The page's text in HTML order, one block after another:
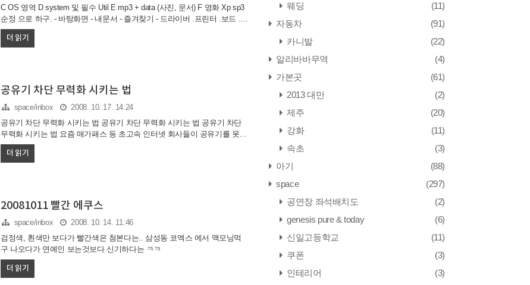
C OS 영역 D system 및 필수 Util E mp3 + data (사진, 문서) F 영화 Xp sp3
순정 으로 하구. - 바탕화면 - 내문서 - 즐겨찾기 - 드라이버 .프린터 .보드 .랜
카드 .사운드 .그래픽 .모니터 1, .모니터 2 -알약,알송,알툴즈,곰플레이어,네
이트온, 한글,office
더 읽기
공유기 차단 무력화 시키는 법
space/inbox
2008. 10. 17. 14:24
공유기 차단 무력화 시키는 법 공유기 차단 무력화 시키는 법 공유기 차단
무력화 시키는 법 요즘 매가패스 등 초고속 인터넷 회사들이 공유기를 못쓰
게 하려는 분위기가 짙어지고 있다. 실제로 KT 매가패스의 경우 몇달전 공
유기 사용을 막은 상태다. 초기에는 개인 사용자들까지 공유기 사용을 막으
하면 인터넷이 되는데 공유기만 연결하면 인터넷이 끊어지는 현상이 나타
나면 공유기 차단을 의심해 볼 수 있다. 이렇게 실제로 우리 집이나 사무실
인터넷이 공유기차단 조치를 당했을 때 무력화시키는 방법에 대해 ..
더 읽기
20081011 빨간 에쿠스
space/inbox
2008. 10. 14. 11:46
검정색, 흰색만 보다가 빨간색은 첨본다는.. 삼성동 코엑스 에서 맥모닝먹
구 나오다가 연예인 보는것보다 신기하다는 ㅋㅋ
더 읽기
웨딩
(11)
자동차
(91)
카니발
(22)
알리바바무역
(4)
가본곳
(61)
2013 대만
(2)
제주
(20)
강화
(11)
속초
(3)
아기
(88)
space
(297)
공연장 좌석배치도
(2)
genesis pure & today
(6)
신일고등학교
(11)
쿠폰
(3)
인테리어
(3)